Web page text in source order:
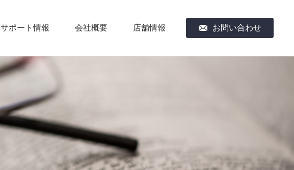
サポート情報 会社概要 店舗情報 お問い合わせ